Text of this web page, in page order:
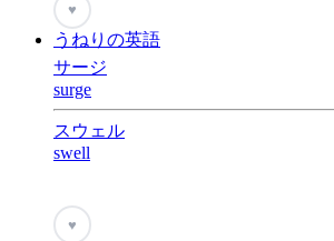
♥
うねりの英語
サージ
surge
スウェル
swell
♥